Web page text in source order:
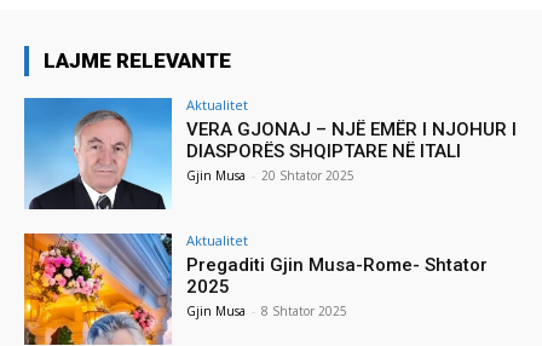
LAJME RELEVANTE
Aktualitet
VERA GJONAJ – NJË EMËR I NJOHUR I
DIASPORËS SHQIPTARE NË ITALI
Gjin Musa - 20 Shtator 2025
Aktualitet
Pregaditi Gjin Musa-Rome- Shtator
2025
Gjin Musa - 8 Shtator 2025